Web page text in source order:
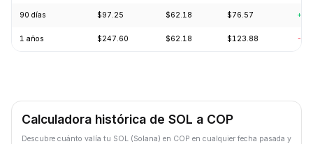
90 días $97.25 $62.18 $76.57
1 años $247.60 $62.18 $123.88 -
Calculadora histórica de SOL a COP
Descubre cuánto valía tu SOL (Solana) en COP en cualquier fecha pasada y